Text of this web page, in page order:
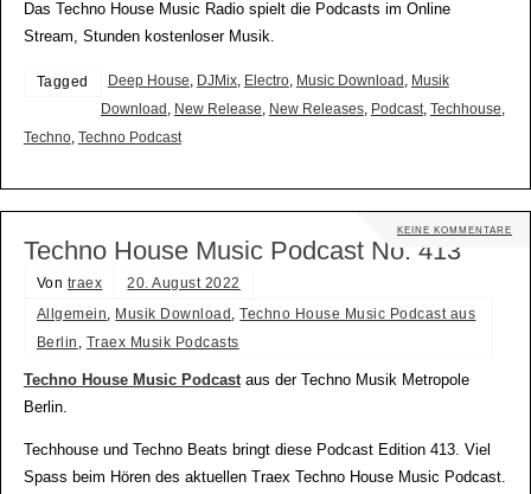
Das Techno House Music Radio spielt die Podcasts im Online
Stream, Stunden kostenloser Musik.
Tagged Deep House DJMix, Electro, Music Download Musik
Download New Release New Releases, Podcast, Techhouse
Techno, Techno Podcast
KEINE KOMMENTARE
Techno House Music Podcast No. 413
Von traex
20. August 2022
Allgemein, Musik Download ,Techno House Music Podcast aus
Berlin , Traex Musik Podcasts
Techno House Music Podcastaus der Techno Musik Metropole
Berlin.
Techhouse und Techno Beats bringt diese Podcast Edition 413. Viel
Spass beim Hören des aktuellen Traex Techno House Music Podcast.